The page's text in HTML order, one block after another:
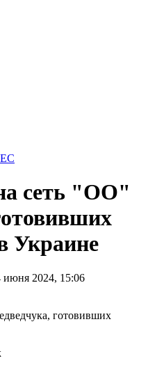
ЕС
сеть "ОО"
Украине
июня 2024, 15:06